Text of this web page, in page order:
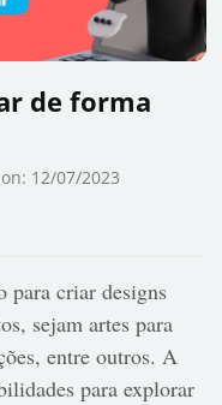
de forma
12/07/2023
para criar designs
sejam artes para
entre outros. A
para explorar